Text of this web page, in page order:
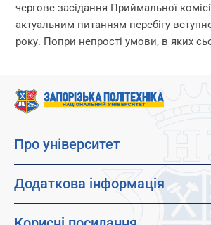
чергове засідання Приймальної
актуальним питанням перебігу
року. Попри непрості умови, в яких
Про університет
Місія, візія та цінності
Факультети
Додаткова інформація
Дистанційне навчання